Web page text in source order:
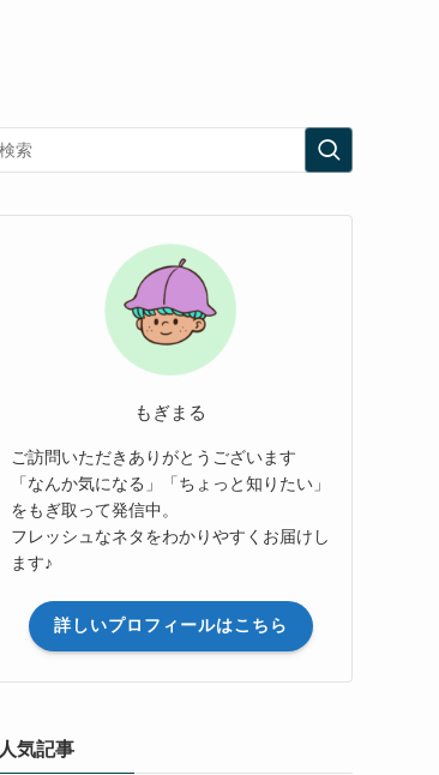
もぎまる
ご訪問いただきありがとうございます
「なんか気になる」「ちょっと知りたい」
をもぎ取って発信中。
フレッシュなネタをわかりやすくお届けし
ます♪
詳しいプロフィールはこちら
人気記事